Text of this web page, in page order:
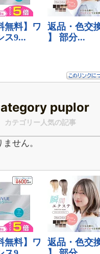
puplor
カテゴリー人気の記事
せん。